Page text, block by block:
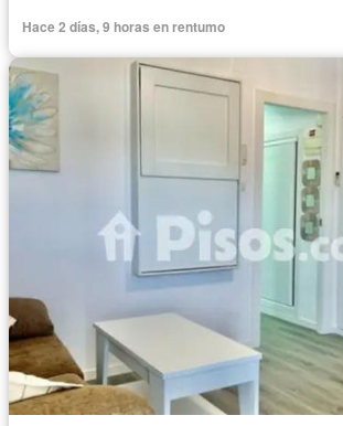
Hace 2 días, 9 horas en rentumo